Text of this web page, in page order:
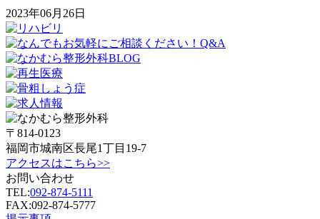
2023年06月26日
〒814-0123
福岡市城南区長尾1丁目19-7
アクセスはこちら>>
お問い合わせ
TEL:092-874-5111
FAX:092-874-5777